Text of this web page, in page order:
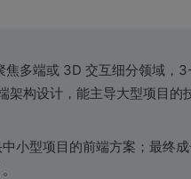
焦多端或 3D 交互细分领域，
架构设计，能主导大型项目的
小型项目的前端方案；最终